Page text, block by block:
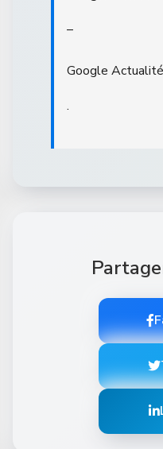
–
Google
.